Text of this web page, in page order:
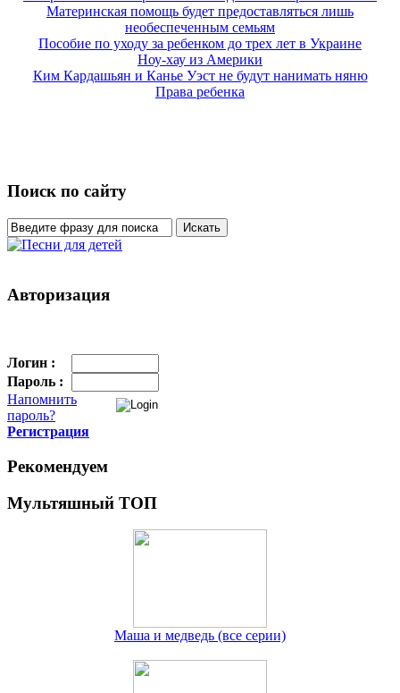
Материнская помощь будет предоставляться лишь
необеспеченным семьям
Пособие по уходу за ребенком до трех лет в Украине
Ноу-хау из Америки
Ким Кардашьян и Канье Уэст не будут нанимать няню
Права ребенка
Поиск по сайту
Авторизация
Логин :
Пароль :
Напомнить
пароль?
Регистрация
Рекомендуем
Мультяшный ТОП
Маша и медведь (все серии)